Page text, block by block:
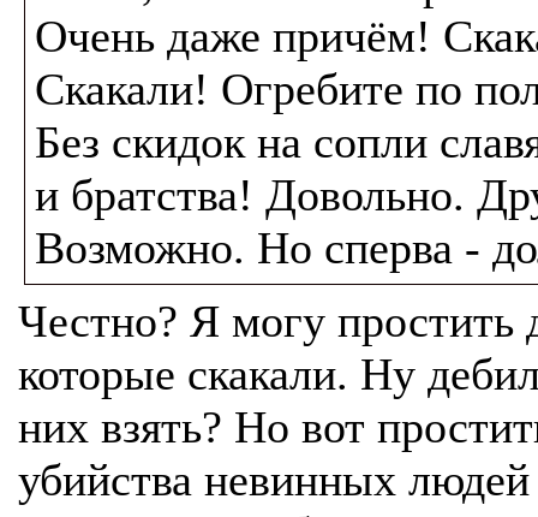
Очень даже причём!
Скакали! Огребите по
Без скидок на сопли
и братства! Довольно.
Возможно. Но сперва -
Честно? Я могу простить
которые скакали. Ну
них взять? Но вот
убийства невинных людей